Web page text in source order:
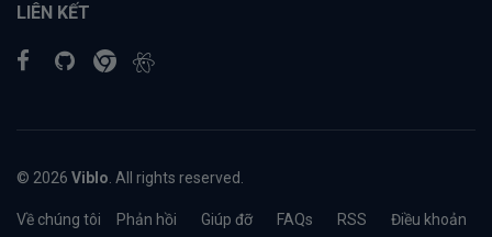
LIÊN KẾT
© 2026 Viblo . All rights reserved.
Về chúng tôi Phản hồi Giúp đỡ FAQs RSS Điều khoản